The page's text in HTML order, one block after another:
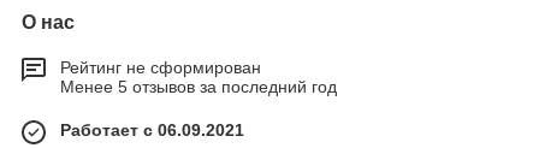
О нас
Рейтинг не сформирован
Менее 5 отзывов за последний год
Работает с 06.09.2021